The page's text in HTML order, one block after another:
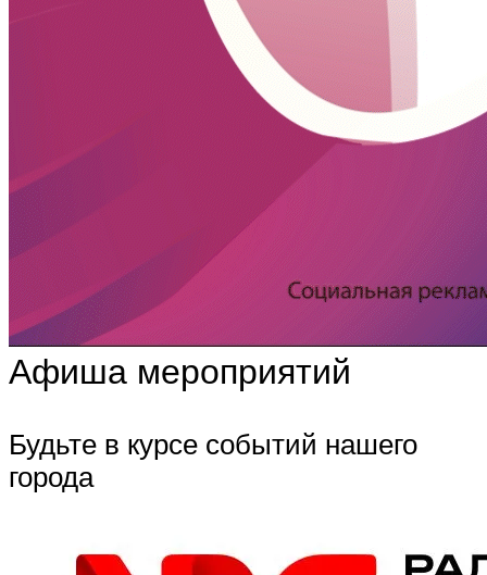
Афиша мероприятий
Будьте в курсе событий нашего
города